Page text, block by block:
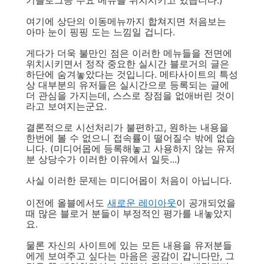
여기에 상단의 이동메뉴까지 합쳐지면 처음보는
아마 눈이 핑핑 도는 느낌일 겁니다.
게다가 더욱 불만인 점은 이러한 메뉴들을 전면에
위치시키면서 정작 중요한 실시간 블로거의 글은
하단에 숨겨놓았다는 것입니다. 메타사이트의 특성
상 대부분의 유저들은 실시간으로 등록되는 글에
더 관심을 가지는데, 스스로 장점을 없애버린 것이
라고 보여지는군요.
결론적으로 시선처리가 불편하고, 원하는 내용을
한번에 볼 수 없으니 접속률이 떨어질수 밖에 없습
니다. (미디어몹에 등록해놓고 사용하지 않는 유저
분 상당수가 이러한 이유에서 일듯...)
사실 이러한 문제는 미디어몹이 처음이 아닙니다.
이전에 올블에서도 새로운 레이아웃이 공개되었을
때 많은 블로거 분들이 부정적인 평가를 내놓았지
요.
물론 자신의 사이트에 있는 모든 내용을 유저분들
에게 보여주고 싶다는 마음은 공감이 갑니다만, 그